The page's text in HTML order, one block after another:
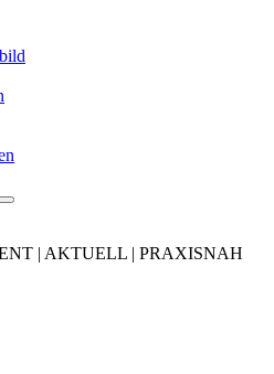
| AKTUELL | PRAXISNAH